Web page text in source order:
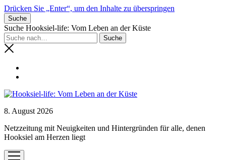
Drücken Sie „Enter“, um den Inhalte zu überspringen
Suche
Suche Hooksiel-life: Vom Leben an der Küste
8. August 2026
Netzzeitung mit Neuigkeiten und Hintergründen für alle, denen
Hooksiel am Herzen liegt
Menü